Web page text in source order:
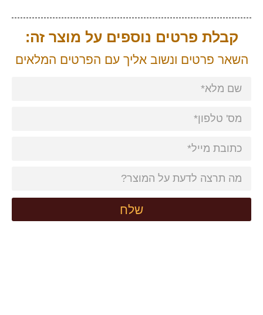
קבלת פרטים נוספים על מוצר זה:
השאר פרטים ונשוב אליך עם הפרטים המלאים
שלח